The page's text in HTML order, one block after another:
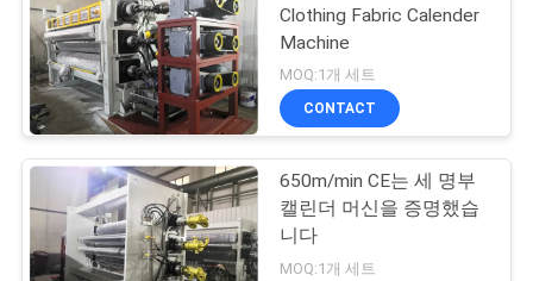
사
이
트
맵
돋을새김 롤러
Clothing Fabric Calender
Machine
MOQ:1개 세트
CONTACT
650m/min CE는 세 명부
캘린더 머신을 증명했습
니다
MOQ:1개 세트